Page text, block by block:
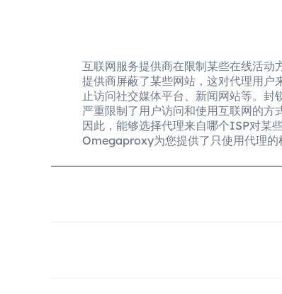
互联网服务提供商在限制某些在线活动
提供商屏蔽了某些网站，这对代理用户
止访问社交媒体平台、新闻网站等。封
严重限制了用户访问和使用互联网的方式
因此，能够选择代理来自哪个ISP对某
Omegaproxy为您提供了只使用代理